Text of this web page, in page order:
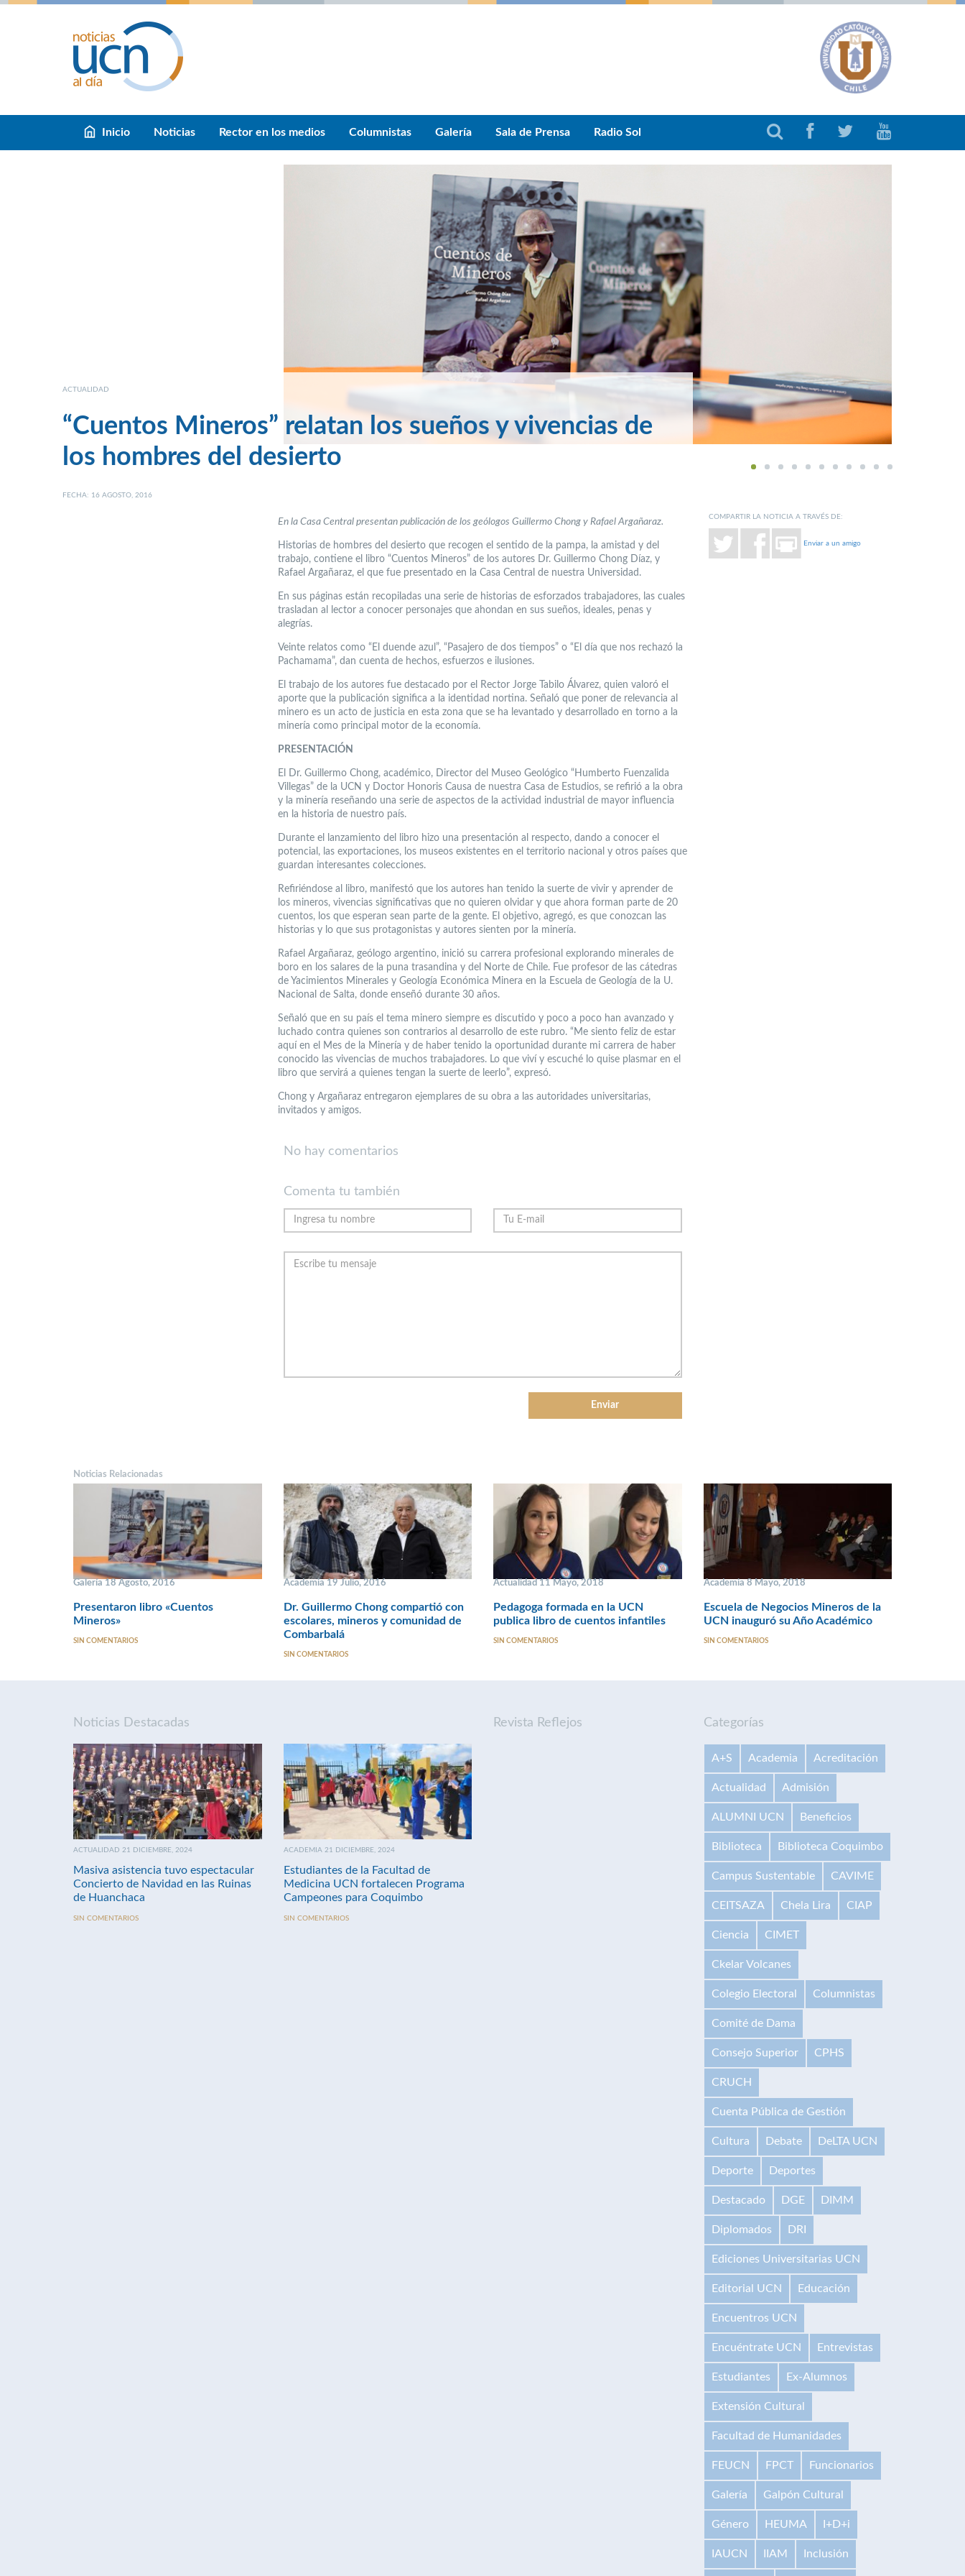
Inicio Noticias Rector en los medios Columnistas Galería Sala de Prensa Radio Sol
1 2 3 4 5 6 7 8 9 10 11
ACTUALIDAD
“Cuentos Mineros” relatan los sueños y vivencias de
los hombres del desierto
FECHA: 16 AGOSTO, 2016
En la Casa Central presentan publicación de los geólogos Guillermo Chong y Rafael Argañaraz.
Historias de hombres del desierto que recogen el sentido de la pampa, la amistad y del
trabajo, contiene el libro “Cuentos Mineros” de los autores Dr. Guillermo Chong Díaz, y
Rafael Argañaraz, el que fue presentado en la Casa Central de nuestra Universidad.
En sus páginas están recopiladas una serie de historias de esforzados trabajadores, las cuales
trasladan al lector a conocer personajes que ahondan en sus sueños, ideales, penas y
alegrías.
Veinte relatos como “El duende azul”, “Pasajero de dos tiempos” o “El día que nos rechazó la
Pachamama”, dan cuenta de hechos, esfuerzos e ilusiones.
El trabajo de los autores fue destacado por el Rector Jorge Tabilo Álvarez, quien valoró el
aporte que la publicación significa a la identidad nortina. Señaló que poner de relevancia al
minero es un acto de justicia en esta zona que se ha levantado y desarrollado en torno a la
minería como principal motor de la economía.
PRESENTACIÓN
El Dr. Guillermo Chong, académico, Director del Museo Geológico “Humberto Fuenzalida
Villegas” de la UCN y Doctor Honoris Causa de nuestra Casa de Estudios, se refirió a la obra
y la minería reseñando una serie de aspectos de la actividad industrial de mayor influencia
en la historia de nuestro país.
Durante el lanzamiento del libro hizo una presentación al respecto, dando a conocer el
potencial, las exportaciones, los museos existentes en el territorio nacional y otros países que
guardan interesantes colecciones.
Refiriéndose al libro, manifestó que los autores han tenido la suerte de vivir y aprender de
los mineros, vivencias significativas que no quieren olvidar y que ahora forman parte de 20
cuentos, los que esperan sean parte de la gente. El objetivo, agregó, es que conozcan las
historias y lo que sus protagonistas y autores sienten por la minería.
Rafael Argañaraz, geólogo argentino, inició su carrera profesional explorando minerales de
boro en los salares de la puna trasandina y del Norte de Chile. Fue profesor de las cátedras
de Yacimientos Minerales y Geología Económica Minera en la Escuela de Geología de la U.
Nacional de Salta, donde enseñó durante 30 años.
Señaló que en su país el tema minero siempre es discutido y poco a poco han avanzado y
luchado contra quienes son contrarios al desarrollo de este rubro. “Me siento feliz de estar
aquí en el Mes de la Minería y de haber tenido la oportunidad durante mi carrera de haber
conocido las vivencias de muchos trabajadores. Lo que viví y escuché lo quise plasmar en el
libro que servirá a quienes tengan la suerte de leerlo”, expresó.
Chong y Argañaraz entregaron ejemplares de su obra a las autoridades universitarias,
invitados y amigos.
COMPARTIR LA NOTICIA A TRAVÉS DE:
Enviar a un amigo
No hay comentarios
Comenta tu también
Noticias Relacionadas
Galería 18 Agosto, 2016
Presentaron libro «Cuentos
Mineros»
SIN COMENTARIOS
Academia 19 Julio, 2016
Dr. Guillermo Chong compartió con
escolares, mineros y comunidad de
Combarbalá
SIN COMENTARIOS
Actualidad 11 Mayo, 2018
Pedagoga formada en la UCN
publica libro de cuentos infantiles
SIN COMENTARIOS
Academia 8 Mayo, 2018
Escuela de Negocios Mineros de la
UCN inauguró su Año Académico
SIN COMENTARIOS
Noticias Destacadas
ACTUALIDAD 21 DICIEMBRE, 2024
Masiva asistencia tuvo espectacular
Concierto de Navidad en las Ruinas
de Huanchaca
SIN COMENTARIOS
ACADEMIA 21 DICIEMBRE, 2024
Estudiantes de la Facultad de
Medicina UCN fortalecen Programa
Campeones para Coquimbo
SIN COMENTARIOS
Revista Reflejos Categorías
A+S Academia Acreditación
Actualidad Admisión
ALUMNI UCN Beneficios
Biblioteca Biblioteca Coquimbo
Campus Sustentable CAVIME
CEITSAZA Chela Lira CIAP
Ciencia CIMET
Ckelar Volcanes
Colegio Electoral Columnistas
Comité de Dama
Consejo Superior CPHS
CRUCH
Cuenta Pública de Gestión
Cultura Debate DeLTA UCN
Deporte Deportes
Destacado DGE DIMM
Diplomados DRI
Ediciones Universitarias UCN
Editorial UCN Educación
Encuentros UCN
Encuéntrate UCN Entrevistas
Estudiantes Ex-Alumnos
Extensión Cultural
Facultad de Humanidades
FEUCN FPCT Funcionarios
Galería Galpón Cultural
Género HEUMA I+D+i
IAUCN IIAM Inclusión